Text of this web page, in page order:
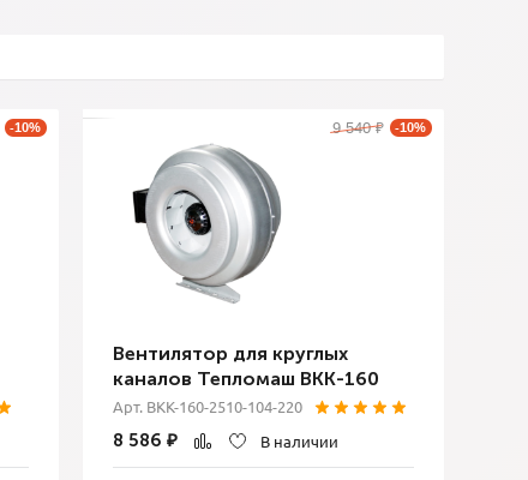
-10%
Вентилятор для круглых
каналов Тепломаш ВКК-160
Арт. ВКК-160-2510-104-220
9 540₽ -10%
8 586 ₽ В наличии